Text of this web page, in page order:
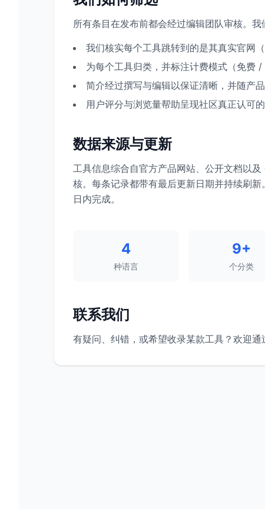
所有条目在发布前都会经过编辑团队审核。我
我们核实每个工具跳转到的是其真实官网
为每个工具归类，并标注计费模式（免费 /
简介经过撰写与编辑以保证清晰，并随产品
用户评分与浏览量帮助呈现社区真正认可的
数据来源与更新
工具信息综合自官方产品网站、公开文档以
核。每条记录都带有最后更新日期并持续刷
日内完成。
4
种语言
9+
个分类
联系我们
有疑问、纠错，或希望收录某款工具？欢迎通